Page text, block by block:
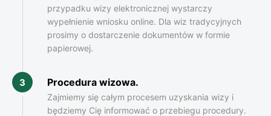
przypadku wizy elektronicznej wystarczy
wypełnienie wniosku online. Dla wiz tradycyjnych
prosimy o dostarczenie dokumentów w formie
papierowej.
3 Procedura wizowa.
Zajmiemy się całym procesem uzyskania wizy i
będziemy Cię informować o przebiegu procedury.